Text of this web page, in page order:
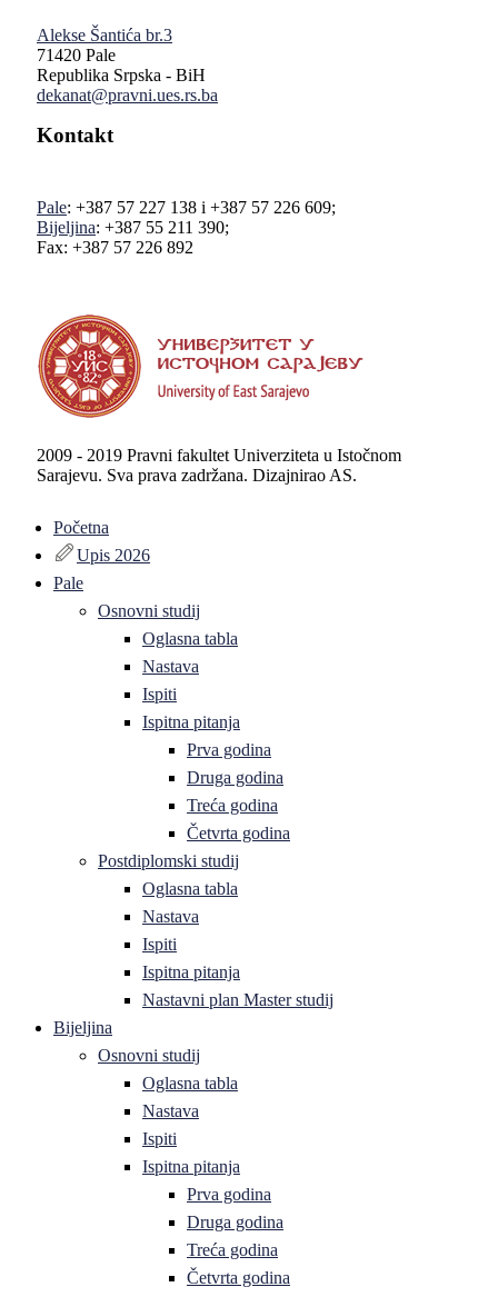
Alekse Šantića br.3
71420 Pale
Republika Srpska - BiH
dekanat@pravni.ues.rs.ba
Kontakt
Pale: +387 57 227 138 i +387 57 226 609;
Bijeljina: +387 55 211 390;
Fax: +387 57 226 892
2009 - 2019 Pravni fakultet Univerziteta u Istočnom
Sarajevu. Sva prava zadržana. Dizajnirao AS.
Početna
Upis 2026
Pale
Osnovni studij
Oglasna tabla
Nastava
Ispiti
Ispitna pitanja
Prva godina
Druga godina
Treća godina
Četvrta godina
Postdiplomski studij
Oglasna tabla
Nastava
Ispiti
Ispitna pitanja
Nastavni plan Master studij
Bijeljina
Osnovni studij
Oglasna tabla
Nastava
Ispiti
Ispitna pitanja
Prva godina
Druga godina
Treća godina
Četvrta godina